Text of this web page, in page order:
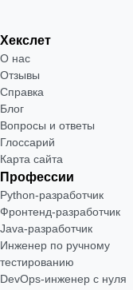
Хекслет
О нас
Отзывы
Справка
Блог
Вопросы и ответы
Глоссарий
Карта сайта
Профессии
Python-разработчик
Фронтенд-разработчик
Java-разработчик
Инженер по ручному
тестированию
DevOps-инженер с нуля